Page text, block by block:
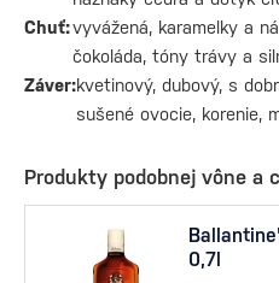
Chuť:vyvážená, karamelky a
čokoláda, tóny trávy a
Záver:kvetinový, dubový, s
sušené ovocie, korenie,
Produkty podobnej vône a
0,7l